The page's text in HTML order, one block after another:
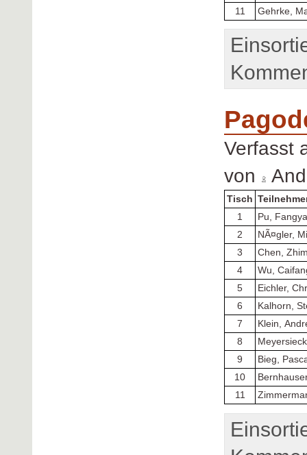
11
Gehrke,
Verfasst
von
Tisch
1
Pu,
2
NÃ¤gler,
3
Chen,
4
Wu,
5
Eichler,
6
Kalhorn,
7
Klein,
8
9
Bieg,
10
11